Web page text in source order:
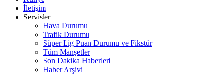
İletişim
Servisler
Hava Durumu
Trafik Durumu
Süper Lig Puan Durumu ve Fikstür
Tüm Manşetler
Son Dakika Haberleri
Haber Arşivi